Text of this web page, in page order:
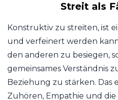
Streit als
Konstruktiv zu streiten, ist
und verfeinert werden
den anderen zu besiegen,
gemeinsames Verständnis
Beziehung zu stärken. Das
Zuhören, Empathie und